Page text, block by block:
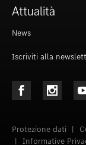
Attualità
News
Iscriviti alla
Protezione dati |
| Informative